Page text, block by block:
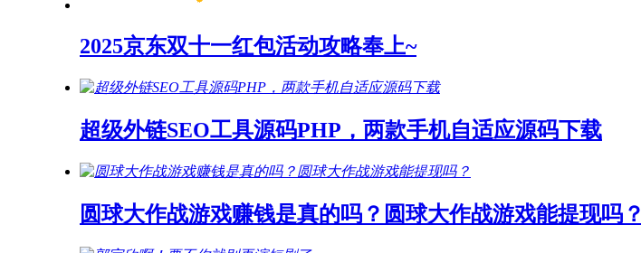
2025京东双十一红包活动攻略奉上~
超级外链SEO工具源码PHP，两款手机自适应源码下载
圆球大作战游戏赚钱是真的吗？圆球大作战游戏能提现吗？